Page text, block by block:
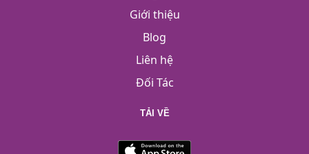
Giới thiệu
Blog
Liên hệ
Đối Tác
TẢI VỀ